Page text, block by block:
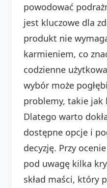
powodować
jest kluczowe dla
produkt nie
karmieniem, co
codzienne
wybór może
problemy, takie jak
Dlatego warto
dostępne opcje i
decyzję. Przy
pod uwagę kilka
skład maści, który